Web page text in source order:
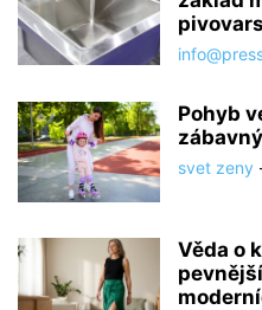
Pohyb
svet zeny
Věda o